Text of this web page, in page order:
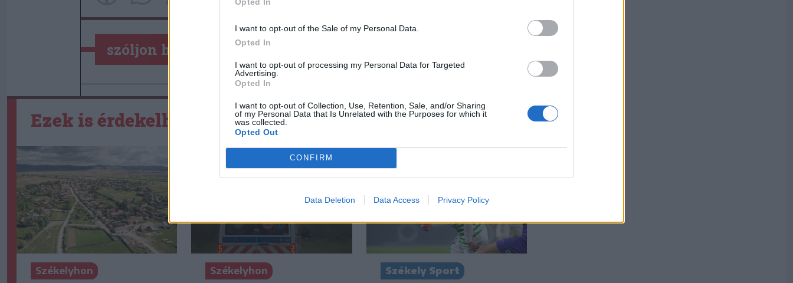
I want to opt-out of the Sale of my Personal Data.
Opted In
I want to opt-out of processing my Personal Data for Targeted
Advertising.
Opted In
I want to opt-out of Collection, Use, Retention, Sale, and/or Sharing
of my Personal Data that Is Unrelated with the Purposes for which it
was collected.
Opted Out
CONFIRM
Data Deletion Data Access Privacy Policy
szóljon hozzá!
Ezek is érdekelhetik
Székelyhon Székelyhon Székely Sport